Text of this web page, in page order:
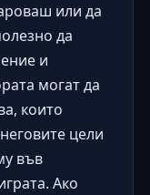
или да
да
и
могат да
които
цели
във
Ако